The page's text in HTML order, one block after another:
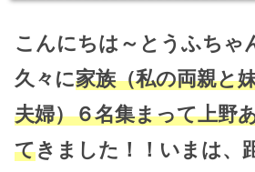
こんにちは～とうふちゃ
久々に家族（私の両親と
夫婦）６名集まって上野
てきました！！いまは、